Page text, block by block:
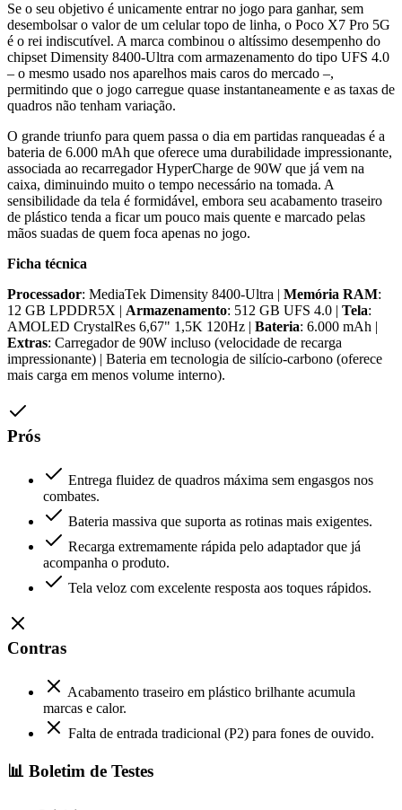
Se o seu objetivo é unicamente entrar no jogo para ganhar, sem
desembolsar o valor de um celular topo de linha, o Poco X7 Pro 5G
é o rei indiscutível. A marca combinou o altíssimo desempenho do
chipset Dimensity 8400-Ultra com armazenamento do tipo UFS 4.0
– o mesmo usado nos aparelhos mais caros do mercado –,
permitindo que o jogo carregue quase instantaneamente e as taxas de
quadros não tenham variação.
O grande triunfo para quem passa o dia em partidas ranqueadas é a
bateria de 6.000 mAh que oferece uma durabilidade impressionante,
associada ao recarregador HyperCharge de 90W que já vem na
caixa, diminuindo muito o tempo necessário na tomada. A
sensibilidade da tela é formidável, embora seu acabamento traseiro
de plástico tenda a ficar um pouco mais quente e marcado pelas
mãos suadas de quem foca apenas no jogo.
Ficha técnica
Processador: MediaTek Dimensity 8400-Ultra | Memória RAM:
12 GB LPDDR5X | Armazenamento: 512 GB UFS 4.0 | Tela:
AMOLED CrystalRes 6,67" 1,5K 120Hz | Bateria: 6.000 mAh |
Extras: Carregador de 90W incluso (velocidade de recarga
impressionante) | Bateria em tecnologia de silício-carbono (oferece
mais carga em menos volume interno).
Prós
Entrega fluidez de quadros máxima sem engasgos nos
combates.
Bateria massiva que suporta as rotinas mais exigentes.
Recarga extremamente rápida pelo adaptador que já
acompanha o produto.
Tela veloz com excelente resposta aos toques rápidos.
Contras
Acabamento traseiro em plástico brilhante acumula
marcas e calor.
Falta de entrada tradicional (P2) para fones de ouvido.
📊 Boletim de Testes